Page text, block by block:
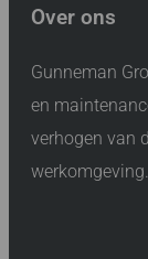
Over ons
Gunneman
en
verhogen van
werkomgeving.